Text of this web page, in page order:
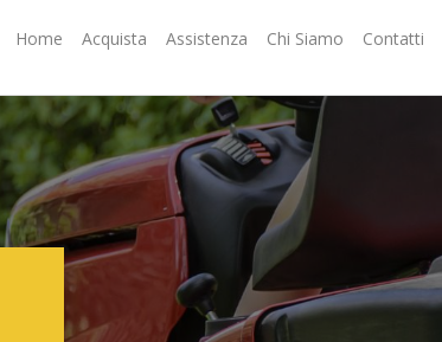
Home Acquista Assistenza Chi Siamo Contatti